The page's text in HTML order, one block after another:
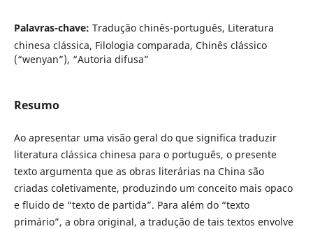
Palavras-chave: Tradução chinês-português, Literatura
chinesa clássica, Filologia comparada, Chinês clássico
(“wenyan”), “Autoria difusa”
Resumo
Ao apresentar uma visão geral do que significa traduzir
literatura clássica chinesa para o português, o presente
texto argumenta que as obras literárias na China são
criadas coletivamente, produzindo um conceito mais opaco
e fluido de “texto de partida”. Para além do “texto
primário”, a obra original, a tradução de tais textos envolve